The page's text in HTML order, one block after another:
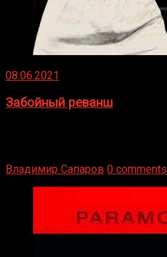
08.06.2021
Забойный реванш
Владимир Сапаров 0 comments